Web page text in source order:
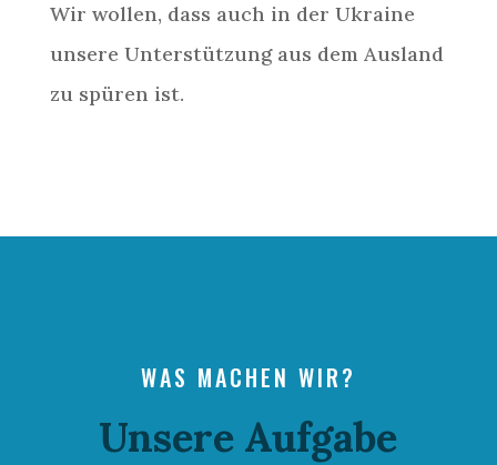
Wir wollen, dass auch in der Ukraine
unsere Unterstützung aus dem Ausland
zu spüren ist.
WAS MACHEN WIR?
Unsere Aufgabe